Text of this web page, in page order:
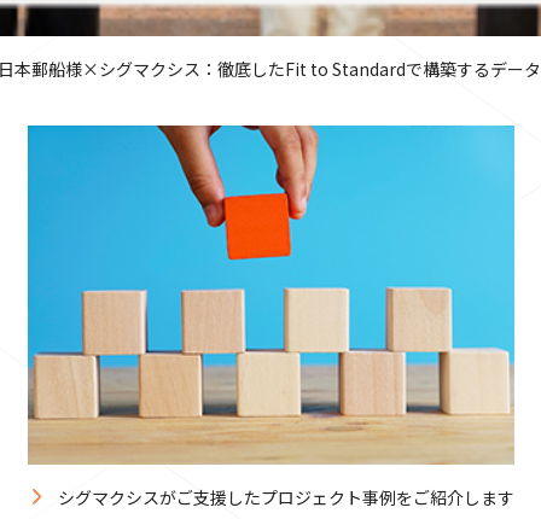
本郵船様×シグマクシス：徹底したFit to Standardで構築するデー
シグマクシスがご支援したプロジェクト事例をご紹介します